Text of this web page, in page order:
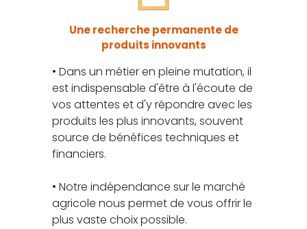
Une recherche permanente de
produits innovants
• Dans un métier en pleine mutation, il
est indispensable d'être à l'écoute de
vos attentes et d'y répondre avec les
produits les plus innovants, souvent
source de bénéfices techniques et
financiers.
• Notre indépendance sur le marché
agricole nous permet de vous offrir le
plus vaste choix possible.